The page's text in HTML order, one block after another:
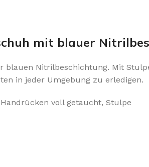
mit blauer
Nitrilbeschichtung. Mit
in jeder Umgebung zu erledigen.
voll getaucht, Stulpe